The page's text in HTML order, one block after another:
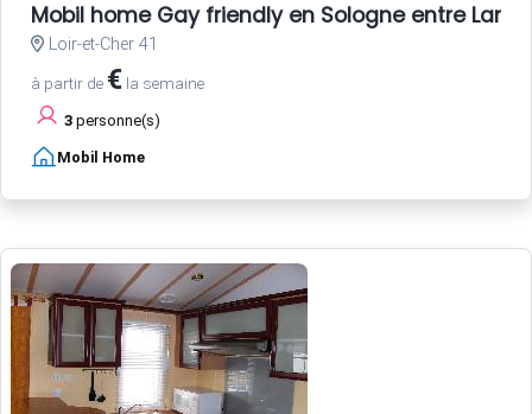
Mobil home Gay friendly en Sologne entre
Loir-et-Cher 41
à partir de € la semaine
3 personne(s)
Mobil Home